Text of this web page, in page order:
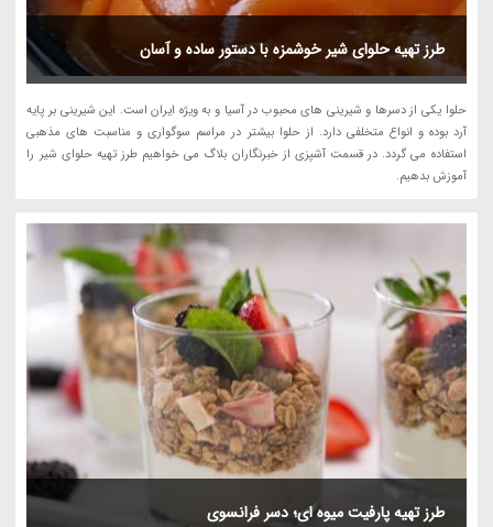
طرز تهیه حلوای شیر خوشمزه با دستور ساده و آسان
حلوا یکی از دسرها و شیرینی های محبوب در آسیا و به ویژه ایران است. این شیرینی بر پایه
آرد بوده و انواع متخلفی دارد. از حلوا بیشتر در مراسم سوگواری و مناسبت های مذهبی
استفاده می گردد. در قسمت آشپزی از خبرنگاران بلاگ می خواهیم طرز تهیه حلوای شیر را
آموزش بدهیم.
طرز تهیه پارفیت میوه ای؛ دسر فرانسوی